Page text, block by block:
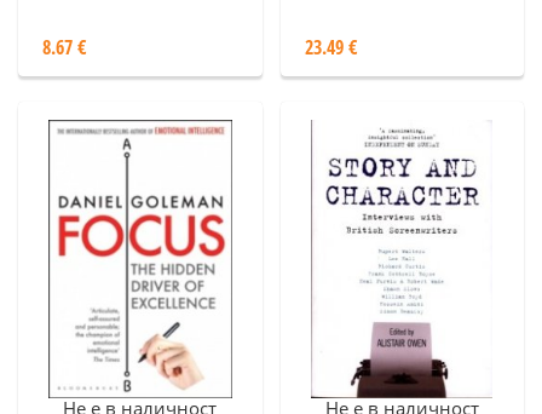
8.67 € 23.49 €
Не е в наличност Не е в наличност